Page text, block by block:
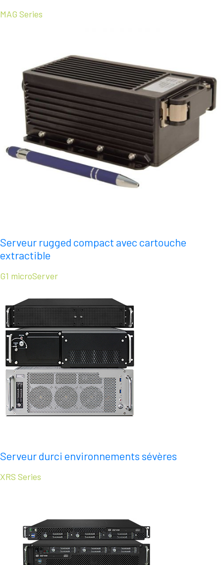
MAG Series
Serveur rugged compact avec cartouche
extractible
G1 microServer
Serveur durci environnements sévères
XRS Series